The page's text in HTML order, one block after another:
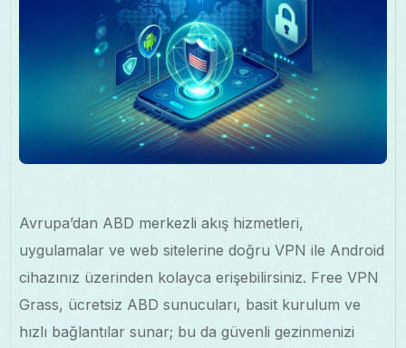
Türkçe
Avrupa’dan ABD merkezli akış hizmetleri,
uygulamalar ve web sitelerine doğru VPN ile Android
cihazınız üzerinden kolayca erişebilirsiniz. Free VPN
Grass, ücretsiz ABD sunucuları, basit kurulum ve
hızlı bağlantılar sunar; bu da güvenli gezinmenizi